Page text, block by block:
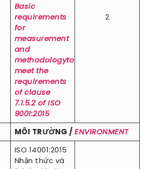
Basic
requirements
for
measurement
and
methodologyto
meet the
requirements
of clause
7.1.5.2 of ISO
9001:2015
2
MÔI TRƯỜNG / ENVIRONMENT
ISO 14001:2015
Nhận thức và